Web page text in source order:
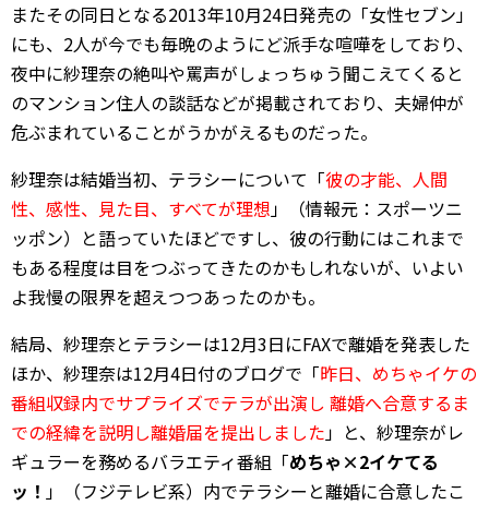
またその同日となる2013年10月24日発売の「女性セブン」
にも、2人が今でも毎晩のようにど派手な喧嘩をしており、
夜中に紗理奈の絶叫や罵声がしょっちゅう聞こえてくると
のマンション住人の談話などが掲載されており、夫婦仲が
危ぶまれていることがうかがえるものだった。
紗理奈は結婚当初、テラシーについて「彼の才能、人間
性、感性、見た目、すべてが理想 」（情報元：スポーツニ
ッポン）と語っていたほどですし、彼の行動にはこれまで
もある程度は目をつぶってきたのかもしれないが、いよい
よ我慢の限界を超えつつあったのかも。
結局、紗理奈とテラシーは12月3日にFAXで離婚を発表した
ほか、紗理奈は12月4日付のブログで「昨日、めちゃイケの
番組収録内でサプライズでテラが出演し 離婚へ合意するま
での経緯を説明し離婚届を提出しました 」と、紗理奈がレ
ギュラーを務めるバラエティ番組「めちゃ×2イケてる
ッ！ 」（フジテレビ系）内でテラシーと離婚に合意したこ